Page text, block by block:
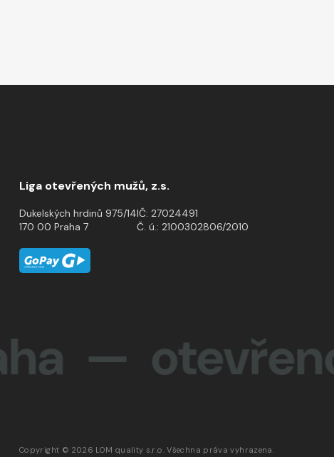
Liga otevřených mužů, z.s.
Dukelských hrdinů 975/14
170 00 Praha 7
IČ: 27024491
Č. ú.: 2100302806/2010
—
Copyright © 2026 LOM quality s.r.o. Všechna práva vyhrazena.